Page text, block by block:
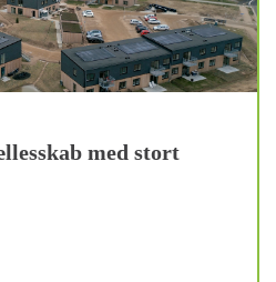
med stort